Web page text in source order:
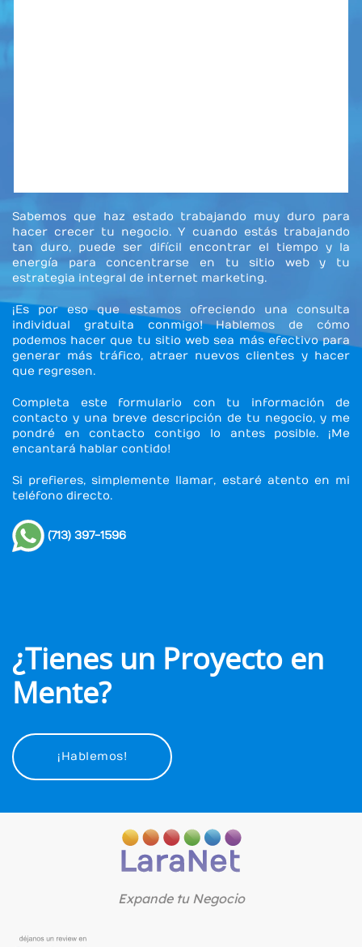
Sabemos que haz estado trabajando muy duro para
hacer crecer tu negocio. Y cuando estás trabajando
tan duro, puede ser difícil encontrar el tiempo y la
energía para concentrarse en tu sitio web y tu
estrategia integral de internet marketing.
¡Es por eso que estamos ofreciendo una consulta
individual gratuita conmigo! Hablemos de cómo
podemos hacer que tu sitio web sea más efectivo para
generar más tráfico, atraer nuevos clientes y hacer
que regresen.
Completa este formulario con tu información de
contacto y una breve descripción de tu negocio, y me
pondré en contacto contigo lo antes posible. ¡Me
encantará hablar contido!
Si prefieres, simplemente llamar, estaré atento en mi
teléfono directo.
(713) 397-1596
¿Tienes un Proyecto en
Mente?
¡Hablemos!
Expande tu Negocio